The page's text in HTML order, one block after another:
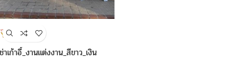
าเก้าอี้_งานแต่งงาน_สีขาว_เงิน